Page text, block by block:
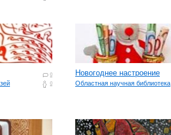
0
0
Новогоднее настроение
Областная научная библиотека